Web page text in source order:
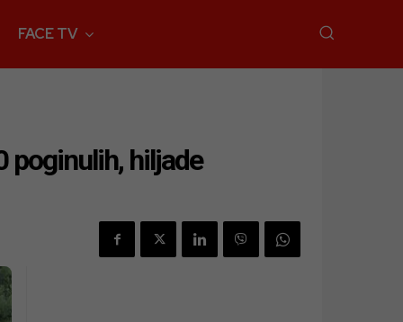
FACE TV
poginulih, hiljade